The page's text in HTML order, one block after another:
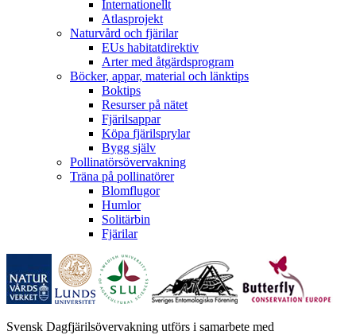
Internationellt
Atlasprojekt
Naturvård och fjärilar
EUs habitatdirektiv
Arter med åtgärdsprogram
Böcker, appar, material och länktips
Boktips
Resurser på nätet
Fjärilsappar
Köpa fjärilsprylar
Bygg själv
Pollinatörsövervakning
Träna på pollinatörer
Blomflugor
Humlor
Solitärbin
Fjärilar
Svensk Dagfjärilsövervakning utförs i samarbete med